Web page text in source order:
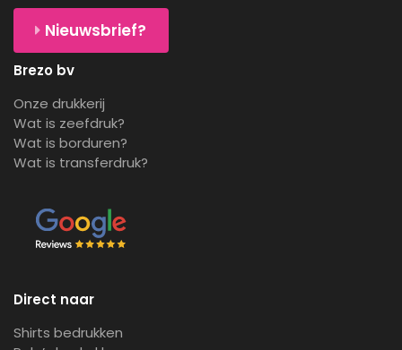
Nieuwsbrief?
Brezo bv
Onze drukkerij
Wat is zeefdruk?
Wat is borduren?
Wat is transferdruk?
Direct naar
Shirts bedrukken